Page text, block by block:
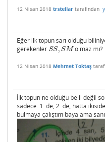
12 Nisan 2018 trstellar tarafından
Eğer ilk topun sarı olduğu
gerekenler SS, SM
SS,SM olmaz mı?
12 Nisan 2018 Mehmet Toktaş
İlk topun ne olduğu belli değil
sadece. 1. de, 2. de, hatta
bulmaya çalıştım baya ama